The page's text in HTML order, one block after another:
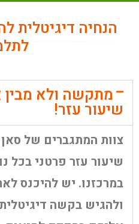
הנחיה דיגיטלית
מתקשה ולא מבין
שיעור עזר!
צוות המתגברים של
שיעור עזר פרטני בכל
במרכזנו. יש להיכנס
ולהגיש בקשה דיגיטלית